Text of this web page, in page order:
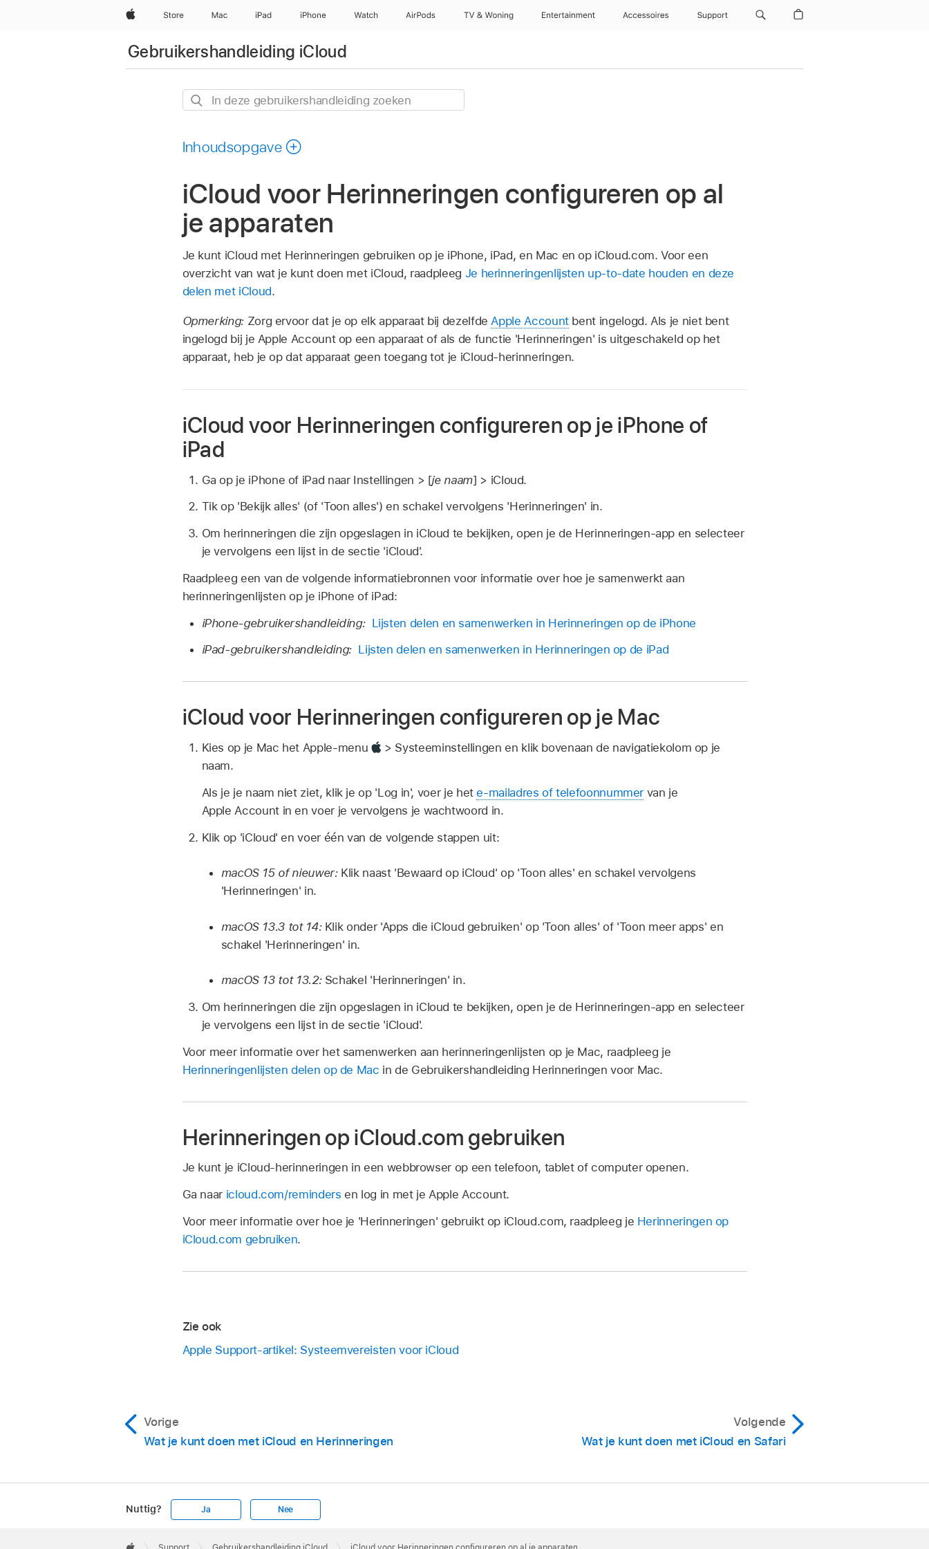
AppleStore Mac iPad iPhone Watch AirPods TV & Woning Entertainment Accessoires Support
Gebruikershandleiding iCloud
In
zoeken
Inhoudsopgave
iCloud voor Herinneringen configureren op al
je apparaten
Je kunt iCloud met Herinneringen gebruiken op je iPhone, iPad, en Mac en op iCloud.com. Voor een
overzicht van wat je kunt doen met iCloud, raadpleeg Je herinneringenlijsten up-to-date houden en deze
delen met iCloud.
Opmerking: Zorg ervoor dat je op elk apparaat bij dezelfde Apple Accountbent ingelogd. Als je niet bent
ingelogd bij je Apple Account op een apparaat of als de functie 'Herinneringen' is uitgeschakeld op het
apparaat, heb je op dat apparaat geen toegang tot je iCloud-herinneringen.
iCloud voor Herinneringen configureren op je iPhone of
iPad
Ga op je iPhone of iPad naar Instellingen > [je naam] > iCloud.
Tik op 'Bekijk alles' (of 'Toon alles') en schakel vervolgens 'Herinneringen' in.
Om herinneringen die zijn opgeslagen in iCloud te bekijken, open je de Herinneringen-app en selecteer
je vervolgens een lijst in de sectie 'iCloud'.
Raadpleeg een van de volgende informatiebronnen voor informatie over hoe je samenwerkt aan
herinneringenlijsten op je iPhone of iPad:
iPhone-gebruikershandleiding: Lijsten delen en samenwerken in Herinneringen op de iPhone
iPad-gebruikershandleiding: Lijsten delen en samenwerken in Herinneringen op de iPad
iCloud voor Herinneringen configureren op je Mac
Kies op je Mac het Apple-menu
> Systeeminstellingen en klik bovenaan de navigatiekolom op je
naam.
Als je je naam niet ziet, klik je op 'Log in', voer je hete‑mailadres of telefoonnummer van je
Apple Account in en voer je vervolgens je wachtwoord in.
Klik op 'iCloud' en voer één van de volgende stappen uit:
macOS 15 of nieuwer: Klik naast 'Bewaard op iCloud' op 'Toon alles' en schakel vervolgens
'Herinneringen' in.
macOS 13.3 tot 14: Klik onder 'Apps die iCloud gebruiken' op 'Toon alles' of 'Toon meer apps' en
schakel 'Herinneringen' in.
macOS 13 tot 13.2: Schakel 'Herinneringen' in.
Om herinneringen die zijn opgeslagen in iCloud te bekijken, open je de Herinneringen-app en selecteer
je vervolgens een lijst in de sectie 'iCloud'.
Voor meer informatie over het samenwerken aan herinneringenlijsten op je Mac, raadpleeg je
Herinneringenlijsten delen op de Mac in de Gebruikershandleiding Herinneringen voor Mac.
Herinneringen op iCloud.com gebruiken
Je kunt je iCloud-herinneringen in een webbrowser op een telefoon, tablet of computer openen.
Ga naar icloud.com/reminders en log in met je Apple Account.
Voor meer informatie over hoe je 'Herinneringen' gebruikt op iCloud.com, raadpleeg je Herinneringen op
iCloud.com gebruiken.
Zie ook
Apple Support-artikel: Systeemvereisten voor iCloud
Vorige
Wat je kunt doen met iCloud en Herinneringen
Volgende
Wat je kunt doen met iCloud en Safari
Nuttig? Ja Nee
Footer
